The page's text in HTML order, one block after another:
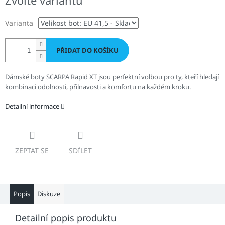
cena:
Varianta
PŘIDAT DO KOŠÍKU
Dámské boty SCARPA Rapid XT jsou perfektní volbou pro ty, kteří hledají
kombinaci odolnosti, přilnavosti a komfortu na každém kroku.
Detailní informace
ZEPTAT SE SDÍLET
Popis Diskuze
Detailní popis produktu